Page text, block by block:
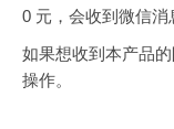
0 元，会收到微信消
如果想收到本产品
操作。